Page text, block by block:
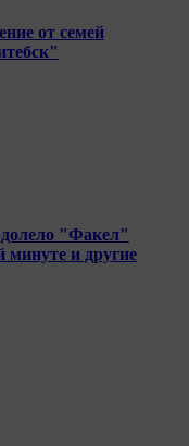
от семей
"Факел"
минуте и другие